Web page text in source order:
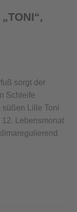
sorgt der
Schleife
Lille Toni
Lebensmonat